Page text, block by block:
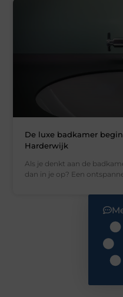
De luxe badkamer
Harderwijk
Als je denkt aan de
dan in je op? Een